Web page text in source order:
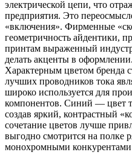
электрической цепи, что
предприятия. Это
«включения». Фирменные
геометричность айдентики,
принтам выраженный
делать акценты в оформлении.
Характерным цветом бренда
лучших проводников тока
широко используется для
компонентов. Синий — цвет
создав яркий, контрастный
сочетание цветов лучше
выгодно смотрится на полке
монохромными конкурентами